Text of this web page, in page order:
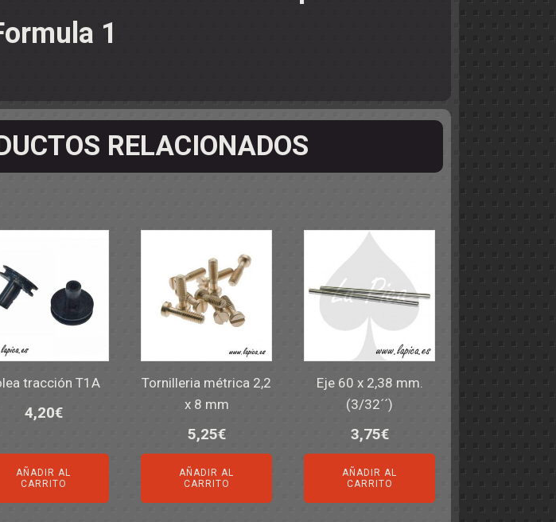
1
RELACIONADOS
tracción T1A
4,20€
AÑADIR AL
CARRITO
Tornilleria métrica 2,2
x 8 mm
5,25€
AÑADIR AL
CARRITO
Eje 60 x 2,38 mm.
(3/32´´)
3,75€
AÑADIR AL
CARRITO